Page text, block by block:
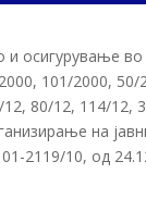
осигурување во
101/2000,
80/12, 114/12,
на
2119/10, од